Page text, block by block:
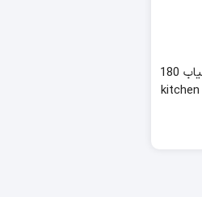
نمک دریا سر خود آسیاب 180